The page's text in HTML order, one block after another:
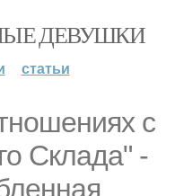
ДЕВУШКИ
статьи
с
Склада" -